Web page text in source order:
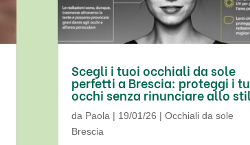
Scegli i tuoi occhiali da sole
perfetti a Brescia: proteggi i
occhi senza rinunciare allo
da Paola| 19/01/26 | Occhiali da sole
Brescia